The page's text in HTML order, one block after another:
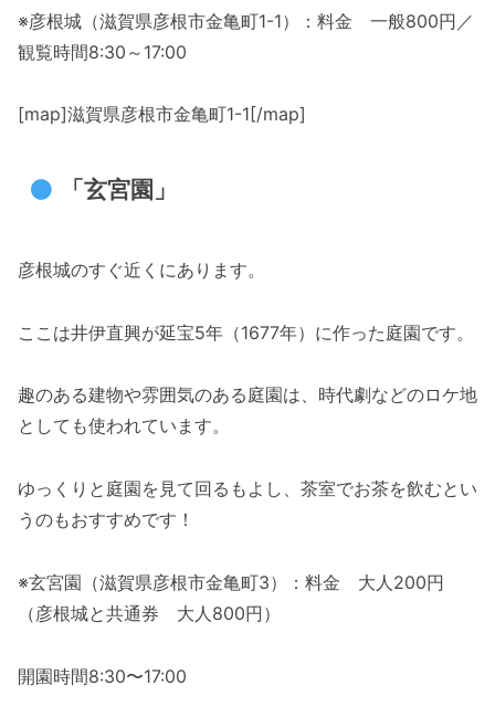
※彦根城（滋賀県彦根市金亀町1-1）：料金 一般800円／
観覧時間8:30～17:00
[map]滋賀県彦根市金亀町1-1[/map]
「玄宮園」
彦根城のすぐ近くにあります。
ここは井伊直興が延宝5年（1677年）に作った庭園です。
趣のある建物や雰囲気のある庭園は、時代劇などのロケ地
としても使われています。
ゆっくりと庭園を見て回るもよし、茶室でお茶を飲むとい
うのもおすすめです！
※玄宮園（滋賀県彦根市金亀町3）：料金 大人200円
（彦根城と共通券 大人800円）
開園時間8:30〜17:00